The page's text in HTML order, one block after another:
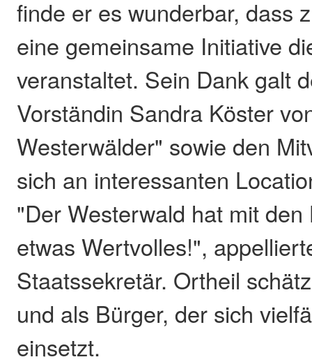
finde er es wunderbar, dass
eine gemeinsame Initiative
veranstaltet. Sein Dank galt
Vorständin Sandra Köster
Westerwälder" sowie den
sich an interessanten
"Der Westerwald hat mit
etwas Wertvolles!",
Staatssekretär. Ortheil
und als Bürger, der sich
einsetzt.